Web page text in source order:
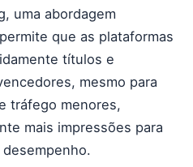
uma abordagem
que as plataformas
títulos e
mesmo para
tráfego menores,
mais impressões para